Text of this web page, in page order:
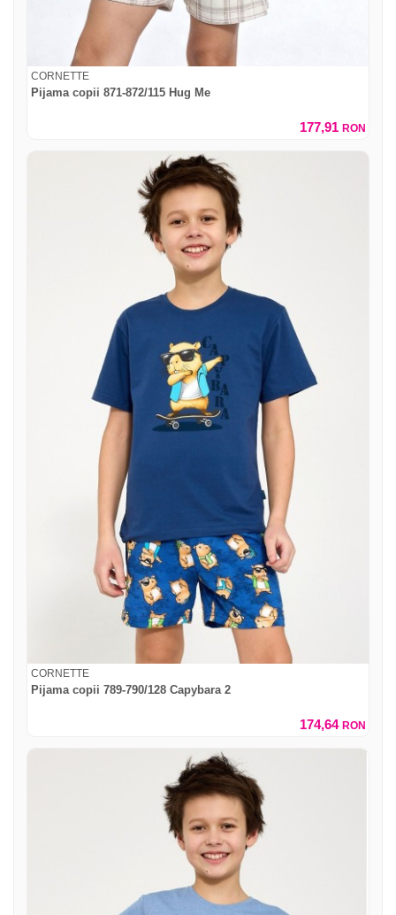
CORNETTE
Pijama copii 871-872/115 Hug Me
177,91 RON
CORNETTE
Pijama copii 789-790/128 Capybara 2
174,64 RON